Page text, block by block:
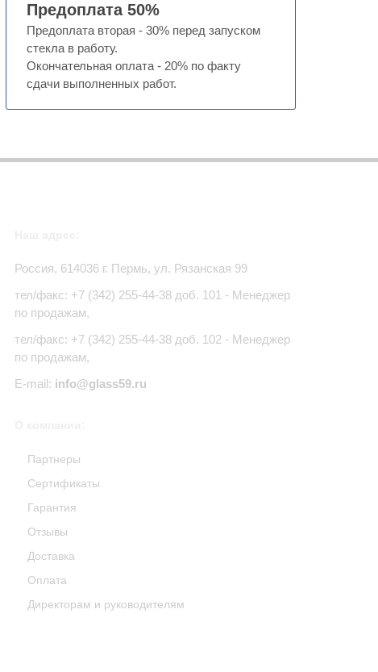
Предоплата 50%
Предоплата вторая - 30% перед запуском
стекла в работу.
Окончательная оплата - 20% по факту
сдачи выполненных работ.
Россия, 614036г. Пермь, ул. Рязанская 99
тел/факс: +7 (342) 255-44-38доб. 101 - Менеджер
по продажам,
тел/факс: +7 (342) 255-44-38 доб. 102 - Менеджер
по продажам,
E-mail: info@glass59.ru
Партнеры
Сертификаты
Гарантия
Отзывы
Доставка
Оплата
Директорам и руководителям